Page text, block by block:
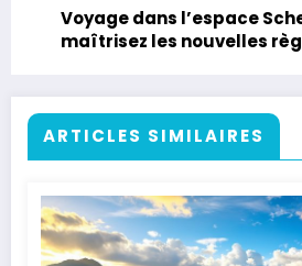
Voyage dans l’espace
maîtrisez les nouvelles
ARTICLES SIMILAIRES